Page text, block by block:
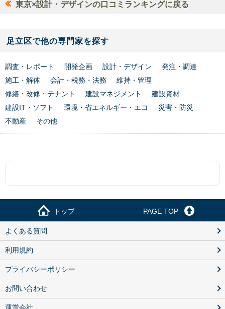
東京×設計・デザインの口コミランキングに戻る
足立区で他の専門家を探す
調査・レポート 開発企画 設計・デザイン
発注・調達
施工・解体
会計・税務・法務
維持・管理
修繕・改修・テナント
建設マネジメント
建設資材
建設IT・ソフト
環境・省エネルギー・エコ
災害・防災
不動産
その他
トップ PAGE TOP
よくある質問
利用規約
プライバシーポリシー
お問い合わせ
運営会社